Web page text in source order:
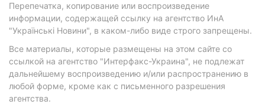
Перепечатка, копирование или воспроизведение
информации, содержащей ссылку на агентство ИнА
"Українські Новини", в каком-либо виде строго запрещены.
Все материалы, которые размещены на этом сайте со
ссылкой на агентство "Интерфакс-Украина", не подлежат
дальнейшему воспроизведению и/или распространению в
любой форме, кроме как с письменного разрешения
агентства.